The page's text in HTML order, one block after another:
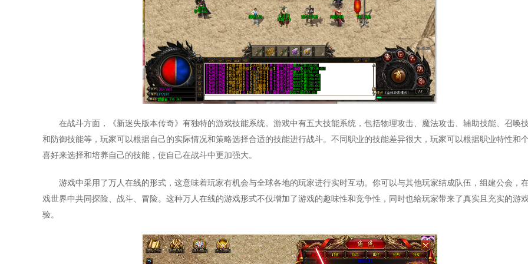
在战斗方面，《新迷失版本传奇》有独特的游戏技能系统。游戏中有五大技能系统，包括物理攻击、魔法攻击、辅助技能、召唤
和防御技能等，玩家可以根据自己的实际情况和策略选择合适的技能进行战斗。不同职业的技能差异很大，玩家可以根据职业特性和
喜好来选择和培养自己的技能，使自己在战斗中更加强大。
游戏中采用了万人在线的形式，这意味着玩家有机会与全球各地的玩家进行实时互动。你可以与其他玩家结成队伍，组建公会，
戏世界中共同探险、战斗、冒险。这种万人在线的游戏形式不仅增加了游戏的趣味性和竞争性，同时也给玩家带来了真实且充实的游
验。